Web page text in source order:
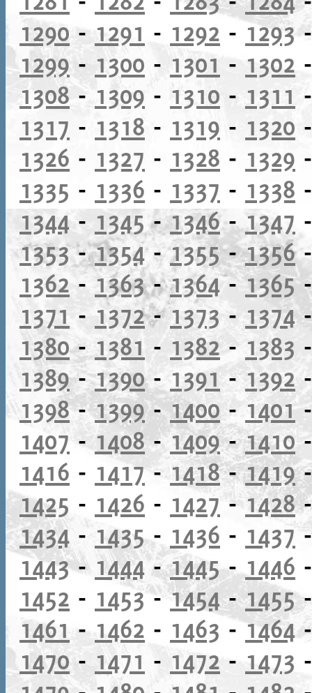
1290- 1291 - 1292 - 1293
1299- 1300 - 1301 - 1302
1308- 1309 - 1310 - 1311
1317 - 1318 - 1319 - 1320
1326 - 1327 - 1328 - 1329
1335 - 1336 - 1337 - 1338
1344 - 1345 -1346-1347
1353-1354-1355-1356
1362 - 1363-1364-1365
1371 - 1372-1373- 1374
1380- 1381 - 1382 - 1383
1389-1390-1391 -1392
1398-1399-1400 -1401
1407 - 1408-1409-1410
1416 - 1417-1418-1419
1425 - 1426 - 1427-1428
1434 - 1435- 1436 - 1437
1443- 1444-1445- 1446
1452 - 1453-1454-1455
1461 - 1462 - 1463 -1464
1470- 1471 - 1472 - 1473